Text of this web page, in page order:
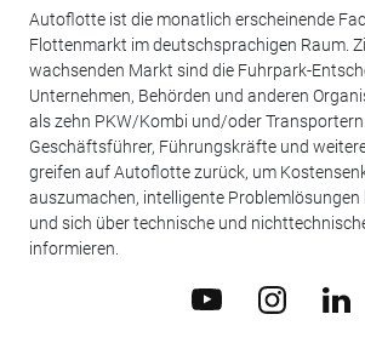
Autoflotte ist die monatlich erscheinende
Flottenmarkt im deutschsprachigen Raum.
wachsenden Markt sind die Fuhrpark-
Unternehmen, Behörden und anderen
als zehn PKW/Kombi und/oder
Geschäftsführer, Führungskräfte und
greifen auf Autoflotte zurück, um
auszumachen, intelligente Problemlösungen
und sich über technische und
informieren.